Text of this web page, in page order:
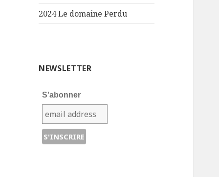
2024 Le domaine Perdu
NEWSLETTER
S'abonner